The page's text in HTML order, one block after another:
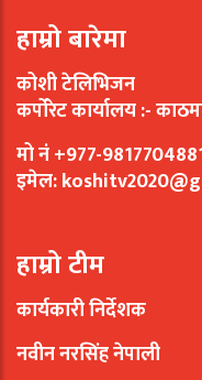
हाम्रो बारेमा
कोशी टेलिभिजन
कर्पोरेट कार्यालय :-
मो नं +977-
इमेल:
हाम्रो टीम
कार्यकारी निर्देशक
नवीन नरसिंह नेपाली